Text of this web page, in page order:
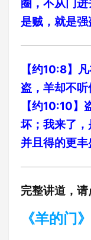
圈，不从门
是贼，就是强
【约10:8】
盗，羊却不听
【约10:10
坏；我来了，
并且得的更丰
完整讲道，请
《羊的门》